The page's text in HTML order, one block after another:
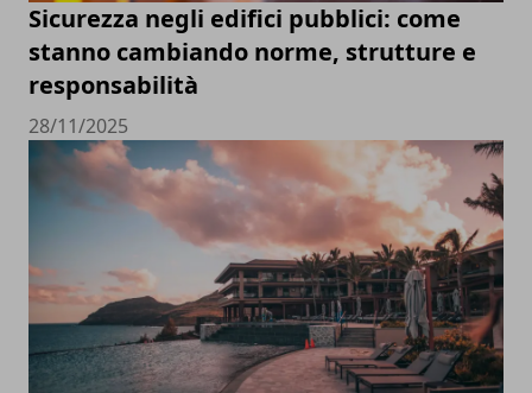
Sicurezza negli edifici pubblici: come
stanno cambiando norme, strutture e
responsabilità
28/11/2025